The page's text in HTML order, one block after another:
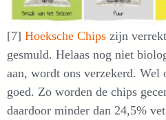
[7] Hoeksche Chips zijn
gesmuld. Helaas nog niet
aan, wordt ons verzekerd. Wel
goed. Zo worden de chips
daardoor minder dan 24,5%